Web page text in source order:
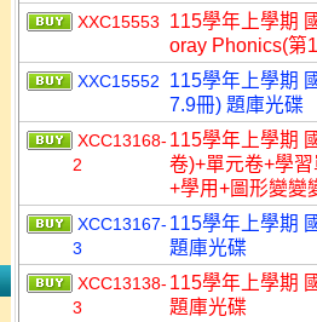
XXC15553
115學年上學期
oray Phonics(第
XXC15552
115學年上學期
7.9冊) 題庫光碟
XCC13168-
2
115學年上學期
卷)+單元卷+學
+學用+圖形變變
XCC13167-
3
115學年上學期
題庫光碟
XCC13138-
3
115學年上學期
題庫光碟